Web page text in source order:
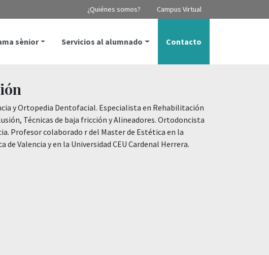
¿Quiénes somos? Campus Virtual
sènior Servicios al alumnado Contacto
y Ortopedia Dentofacial. Especialista en Rehabilitación
Técnicas de baja fricción y Alineadores. Ortodoncista
Profesor colaborado r del Master de Estética en la
de Valencia y en la Universidad CEU Cardenal Herrera.